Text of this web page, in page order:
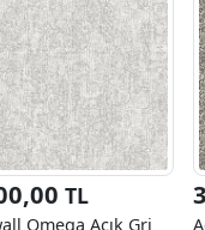
TL
Omega Açık Gri